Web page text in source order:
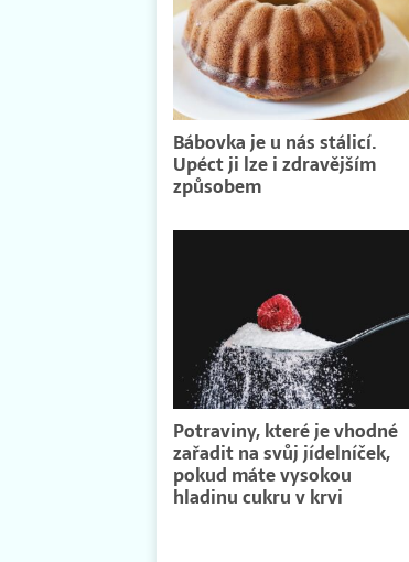
Bábovka je u nás stálicí.
Upéct ji lze i zdravějším
způsobem
Potraviny, které je vhodné
zařadit na svůj jídelníček,
pokud máte vysokou
hladinu cukru v krvi